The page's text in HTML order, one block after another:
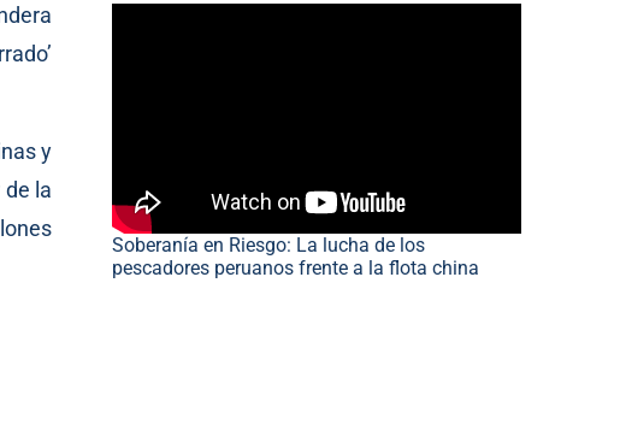
y
la
Soberanía en Riesgo: La lucha de los
pescadores peruanos frente a la flota china